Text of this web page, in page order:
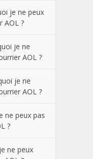
je ne peux
AOL ?
je ne
AOL ?
je ne
AOL ?
ne peux pas
?
ne peux